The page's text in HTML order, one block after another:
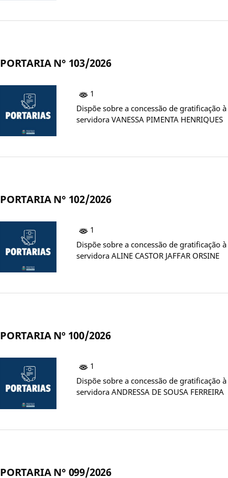
PORTARIA N° 103/2026
1
Dispõe sobre a concessão de gratificação à
servidora VANESSA PIMENTA HENRIQUES
PORTARIA N° 102/2026
1
Dispõe sobre a concessão de gratificação à
servidora ALINE CASTOR JAFFAR ORSINE
PORTARIA Nº 100/2026
1
Dispõe sobre a concessão de gratificação à
servidora ANDRESSA DE SOUSA FERREIRA
PORTARIA N° 099/2026